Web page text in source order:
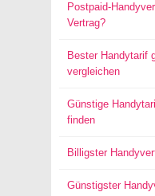
Postpaid-
Vertrag?
Bester Handytarif
vergleichen
Günstige
finden
Billigster
Günstigster